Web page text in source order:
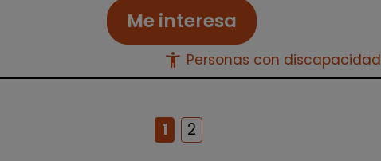
Me interesa
accessibility_new Personas con discapacidad
1 2